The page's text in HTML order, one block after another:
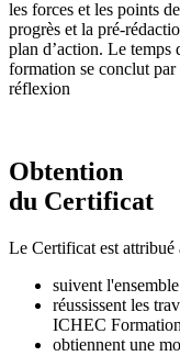
les forces et les points de
progrès et la pré-
plan d’action. Le temps
formation se conclut par
réflexion
Obtention
du Certificat
Le Certificat est
suivent
réussissent les
ICHEC
obtiennent une